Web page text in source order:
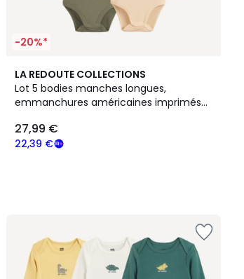
-20%*
LA REDOUTE COLLECTIONS
Lot 5 bodies manches longues,
emmanchures américaines imprimés
22,39 €
27,99 €